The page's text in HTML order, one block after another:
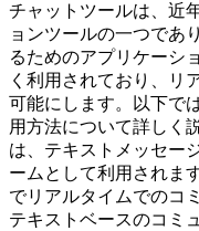
チャットツールは、近
ョンツールの一つであ
るためのアプリケーシ
く利用されており、リ
可能にします。以下で
用方法について詳しく
は、テキストメッセー
ームとして利用されま
でリアルタイムでのコ
テキストベースのコミ